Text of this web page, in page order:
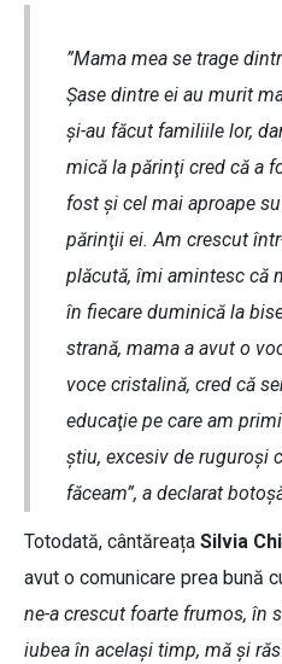
”Mama mea se trage
Şase dintre ei au murit
şi-au făcut familiile lor,
mică la părinţi cred că a
fost şi cel mai aproape
părinţii ei. Am crescut
plăcută, îmi amintesc că
în fiecare duminică la
strană, mama a avut o
voce cristalină, cred că
educaţie pe care am
ştiu, excesiv de ruguroşi
făceam”, a declarat
Totodată, cântăreața Silvia
avut o comunicare prea bună
ne-a crescut foarte frumos, în
iubea în acelaşi timp, mă şi